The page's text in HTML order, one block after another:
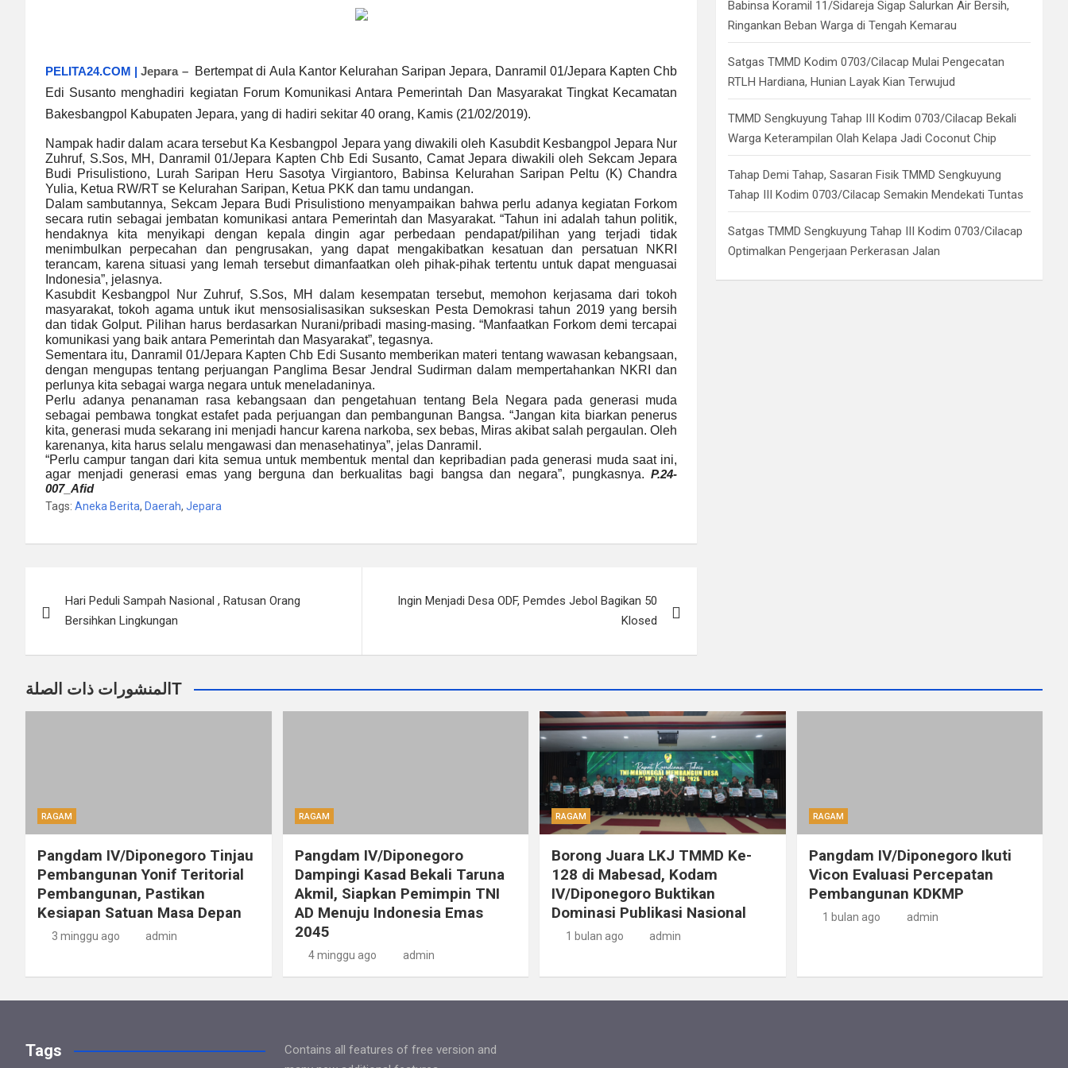
PELITA24.COM | Jepara –
Bertempat di Aula Kantor Kelurahan Saripan Jepara, Danramil 01/Jepara Kapten Chb
Edi Susanto menghadiri kegiatan Forum Komunikasi Antara Pemerintah Dan Masyarakat Tingkat Kecamatan
Bakesbangpol Kabupaten Jepara, yang di hadiri sekitar 40 orang, Kamis (21/02/2019).
Nampak hadir dalam acara tersebut Ka Kesbangpol Jepara yang diwakili oleh Kasubdit Kesbangpol Jepara Nur
Zuhruf, S.Sos, MH, Danramil 01/Jepara Kapten Chb Edi Susanto, Camat Jepara diwakili oleh Sekcam Jepara
Budi Prisulistiono, Lurah Saripan Heru Sasotya Virgiantoro, Babinsa Kelurahan Saripan Peltu (K) Chandra
Yulia, Ketua RW/RT se Kelurahan Saripan, Ketua PKK dan tamu undangan.
Dalam sambutannya, Sekcam Jepara Budi Prisulistiono menyampaikan bahwa perlu adanya kegiatan Forkom
secara rutin sebagai jembatan komunikasi antara Pemerintah dan Masyarakat. “Tahun ini adalah tahun politik,
hendaknya kita menyikapi dengan kepala dingin agar perbedaan pendapat/pilihan yang terjadi tidak
menimbulkan perpecahan dan pengrusakan, yang dapat mengakibatkan kesatuan dan persatuan NKRI
terancam, karena situasi yang lemah tersebut dimanfaatkan oleh pihak-pihak tertentu untuk dapat menguasai
Indonesia”, jelasnya.
Kasubdit Kesbangpol Nur Zuhruf, S.Sos, MH dalam kesempatan tersebut, memohon kerjasama dari tokoh
masyarakat, tokoh agama untuk ikut mensosialisasikan sukseskan Pesta Demokrasi tahun 2019 yang bersih
dan tidak Golput. Pilihan harus berdasarkan Nurani/pribadi masing-masing. “Manfaatkan Forkom demi tercapai
komunikasi yang baik antara Pemerintah dan Masyarakat”, tegasnya.
Sementara itu, Danramil 01/Jepara Kapten Chb Edi Susanto memberikan materi tentang wawasan kebangsaan,
dengan mengupas tentang perjuangan Panglima Besar Jendral Sudirman dalam mempertahankan NKRI dan
perlunya kita sebagai warga negara untuk meneladaninya.
Perlu adanya penanaman rasa kebangsaan dan pengetahuan tentang Bela Negara pada generasi muda
sebagai pembawa tongkat estafet pada perjuangan dan pembangunan Bangsa. “Jangan kita biarkan penerus
kita, generasi muda sekarang ini menjadi hancur karena narkoba, sex bebas, Miras akibat salah pergaulan. Oleh
karenanya, kita harus selalu mengawasi dan menasehatinya”, jelas Danramil.
“Perlu campur tangan dari kita semua untuk membentuk mental dan kepribadian pada generasi muda saat ini,
agar menjadi generasi emas yang berguna dan berkualitas bagi bangsa dan negara”, pungkasnya. P.24-
007_ Afid
Tags: Aneka Berita, Daerah, Jepara
posHari Peduli Sampah Nasional , Ratusan Orang
Bersihkan Lingkungan
Ingin Menjadi Desa ODF, Pemdes Jebol Bagikan 50
Klosed
Babinsa Koramil 11/Sidareja Sigap Salurkan Air Bersih,
Ringankan Beban Warga di Tengah Kemarau
Satgas TMMD Kodim 0703/Cilacap Mulai Pengecatan
RTLH Hardiana, Hunian Layak Kian Terwujud
TMMD Sengkuyung Tahap III Kodim 0703/Cilacap Bekali
Warga Keterampilan Olah Kelapa Jadi Coconut Chip
Tahap Demi Tahap, Sasaran Fisik TMMD Sengkuyung
Tahap III Kodim 0703/Cilacap Semakin Mendekati Tuntas
Satgas TMMD Sengkuyung Tahap III Kodim 0703/Cilacap
Optimalkan Pengerjaan Perkerasan Jalan
المنشورات ذات الصلةT
RAGAM
Pangdam IV/Diponegoro Tinjau
Pembangunan Yonif Teritorial
Pembangunan, Pastikan
Kesiapan Satuan Masa Depan
3 minggu ago admin
RAGAM
Pangdam IV/Diponegoro
Dampingi Kasad Bekali Taruna
Akmil, Siapkan Pemimpin TNI
AD Menuju Indonesia Emas
2045
4 minggu ago admin
RAGAM
Borong Juara LKJ TMMD Ke-
128 di Mabesad, Kodam
IV/Diponegoro Buktikan
Dominasi Publikasi Nasional
1 bulan ago admin
RAGAM
Pangdam IV/Diponegoro Ikuti
Vicon Evaluasi Percepatan
Pembangunan KDKMP
1 bulan ago admin
Tags
Contains all features of free version and